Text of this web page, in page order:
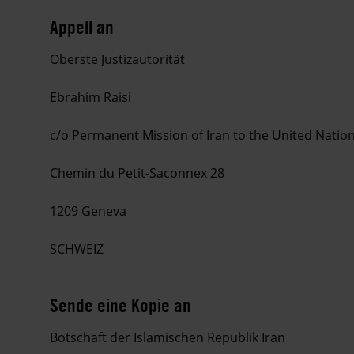
Appell an
Oberste Justizautorität
Ebrahim Raisi
c/o Permanent Mission of Iran to the United
Chemin du Petit-Saconnex 28
1209 Geneva
SCHWEIZ
Sende eine Kopie an
Botschaft der Islamischen Republik Iran